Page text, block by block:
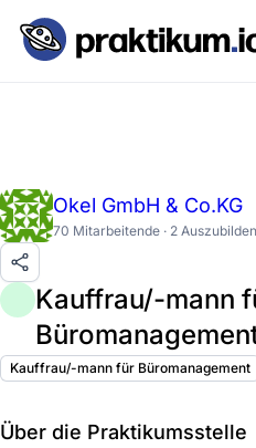
Okel GmbH & Co.KG
70 Mitarbeitende · 2
Kauffrau/-mann
Kauffrau/-mann für Büromanagement
Über die Praktikumsstelle